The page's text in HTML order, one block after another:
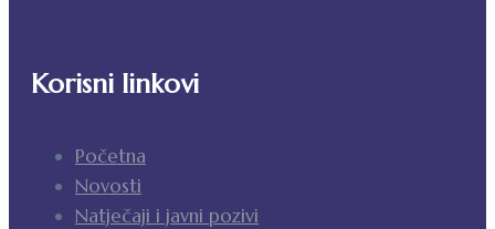
Korisni linkovi
Početna
Novosti
Natječaji i javni pozivi